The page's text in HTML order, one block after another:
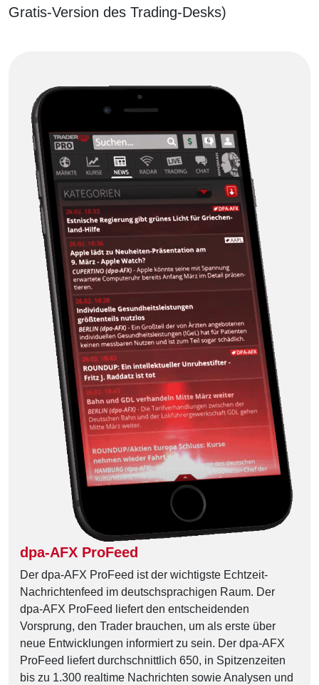
Gratis-Version des Trading-Desks)
dpa-AFX ProFeed
Der dpa-AFX ProFeed ist der wichtigste Echtzeit-
Nachrichtenfeed im deutschsprachigen Raum. Der
dpa-AFX ProFeed liefert den entscheidenden
Vorsprung, den Trader brauchen, um als erste über
neue Entwicklungen informiert zu sein. Der dpa-AFX
ProFeed liefert durchschnittlich 650, in Spitzenzeiten
bis zu 1.300 realtime Nachrichten sowie Analysen und